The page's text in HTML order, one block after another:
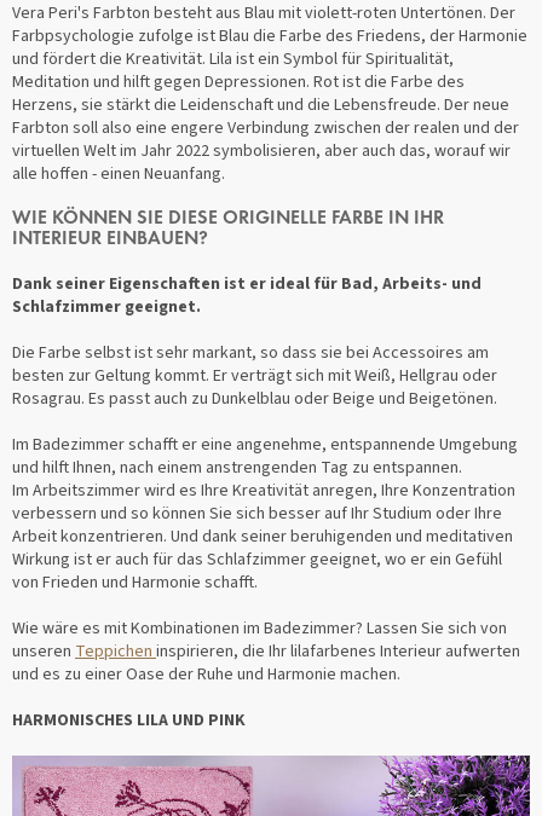
Vera Peri's Farbton besteht aus Blau mit violett-roten Untertönen. Der
Farbpsychologie zufolge ist Blau die Farbe des Friedens, der Harmonie
und fördert die Kreativität. Lila ist ein Symbol für Spiritualität,
Meditation und hilft gegen Depressionen. Rot ist die Farbe des
Herzens, sie stärkt die Leidenschaft und die Lebensfreude. Der neue
Farbton soll also eine engere Verbindung zwischen der realen und der
virtuellen Welt im Jahr 2022 symbolisieren, aber auch das, worauf wir
alle hoffen - einen Neuanfang.
WIE KÖNNEN SIE DIESE ORIGINELLE FARBE IN IHR
INTERIEUR EINBAUEN?
Dank seiner Eigenschaften ist er ideal für Bad, Arbeits- und
Schlafzimmer geeignet.
Die Farbe selbst ist sehr markant, so dass sie bei Accessoires am
besten zur Geltung kommt. Er verträgt sich mit Weiß, Hellgrau oder
Rosagrau. Es passt auch zu Dunkelblau oder Beige und Beigetönen.
Im Badezimmer schafft er eine angenehme, entspannende Umgebung
und hilft Ihnen, nach einem anstrengenden Tag zu entspannen.
Im Arbeitszimmer wird es Ihre Kreativität anregen, Ihre Konzentration
verbessern und so können Sie sich besser auf Ihr Studium oder Ihre
Arbeit konzentrieren. Und dank seiner beruhigenden und meditativen
Wirkung ist er auch für das Schlafzimmer geeignet, wo er ein Gefühl
von Frieden und Harmonie schafft.
Wie wäre es mit Kombinationen im Badezimmer? Lassen Sie sich von
unseren Teppicheninspirieren, die Ihr lilafarbenes Interieur aufwerten
und es zu einer Oase der Ruhe und Harmonie machen.
HARMONISCHES LILA UND PINK